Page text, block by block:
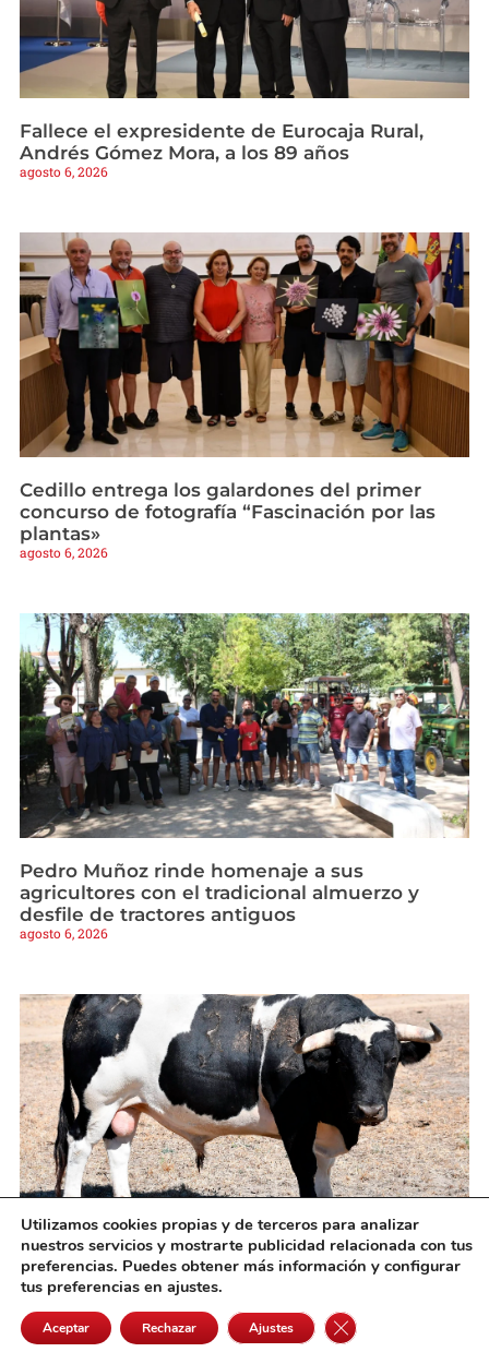
Fallece el expresidente de Eurocaja Rural,
Andrés Gómez Mora, a los 89 años
agosto 6, 2026
Cedillo entrega los galardones del primer
concurso de fotografía “Fascinación por las
plantas»
agosto 6, 2026
Pedro Muñoz rinde homenaje a sus
agricultores con el tradicional almuerzo y
desfile de tractores antiguos
agosto 6, 2026
Villaseca vuelve a citar a los mejores
especialistas en el VII Concurso Nacional de
Recortes
agosto 6, 2026
Utilizamos cookies propias y de terceros para analizar
nuestros servicios y mostrarte publicidad relacionada con tus
preferencias. Puedes obtener más información y configurar
tus preferencias en ajustes.
Aceptar Rechazar Ajustes Cerrar el banner de